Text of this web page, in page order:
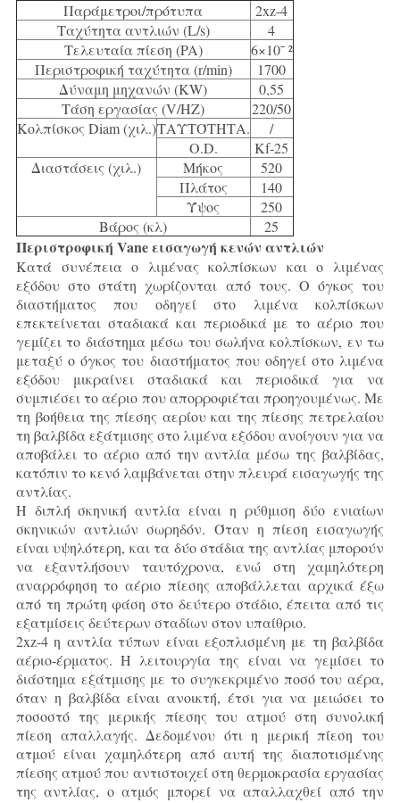
Παράμετροι/πρότυπα
2xz-4
Ταχύτητα αντλιών (L/s)
4
Τελευταία πίεση (PA)
6×10ˉ ²
Περιστροφική ταχύτητα (r/min)
1700
Δύναμη μηχανών (KW)
0,55
Τάση εργασίας (V/HZ)
220/50
Κολπίσκος Diam (χιλ.)ΤΑΥΤΌΤΗΤΑ.
/
O.D.
Kf-25
Διαστάσεις (χιλ.)
Μήκος
520
Πλάτος
140
Ύψος
250
Βάρος (κλ)
25
Περιστροφική Vane εισαγωγή κενών αντλιών
Κατά συνέπεια ο λιμένας κολπίσκων και ο λιμένας
εξόδου στο στάτη χωρίζονται από τους. Ο όγκος του
διαστήματος που οδηγεί στο λιμένα κολπίσκων
επεκτείνεται σταδιακά και περιοδικά με το αέριο που
γεμίζει το διάστημα μέσω του σωλήνα κολπίσκων, εν τω
μεταξύ ο όγκος του διαστήματος που οδηγεί στο λιμένα
εξόδου μικραίνει σταδιακά και περιοδικά για να
συμπιέσει το αέριο που απορροφιέται προηγουμένως. Με
τη βοήθεια της πίεσης αερίου και της πίεσης πετρελαίου
τη βαλβίδα εξάτμισης στο λιμένα εξόδου ανοίγουν για να
αποβάλει το αέριο από την αντλία μέσω της βαλβίδας,
κατόπιν το κενό λαμβάνεται στην πλευρά εισαγωγής της
αντλίας.
Η διπλή σκηνική αντλία είναι η ρύθμιση δύο ενιαίων
σκηνικών αντλιών σωρηδόν. Όταν η πίεση εισαγωγής
είναι υψηλότερη, και τα δύο στάδια της αντλίας μπορούν
να εξαντλήσουν ταυτόχρονα, ενώ στη χαμηλότερη
αναρρόφηση το αέριο πίεσης αποβάλλεται αρχικά έξω
από τη πρώτη φάση στο δεύτερο στάδιο, έπειτα από τις
εξατμίσεις δεύτερων σταδίων στον υπαίθριο.
2xz-4 η αντλία τύπων είναι εξοπλισμένη με τη βαλβίδα
αέριο-έρματος. Η λειτουργία της είναι να γεμίσει το
διάστημα εξάτμισης με το συγκεκριμένο ποσό του αέρα,
όταν η βαλβίδα είναι ανοικτή, έτσι για να μειώσει το
ποσοστό της μερικής πίεσης του ατμού στη συνολική
πίεση απαλλαγής. Δεδομένου ότι η μερική πίεση του
ατμού είναι χαμηλότερη από αυτή της διαποτισμένης
πίεσης ατμού που αντιστοιχεί στη θερμοκρασία εργασίας
της αντλίας, ο ατμός μπορεί να απαλλαχθεί από την